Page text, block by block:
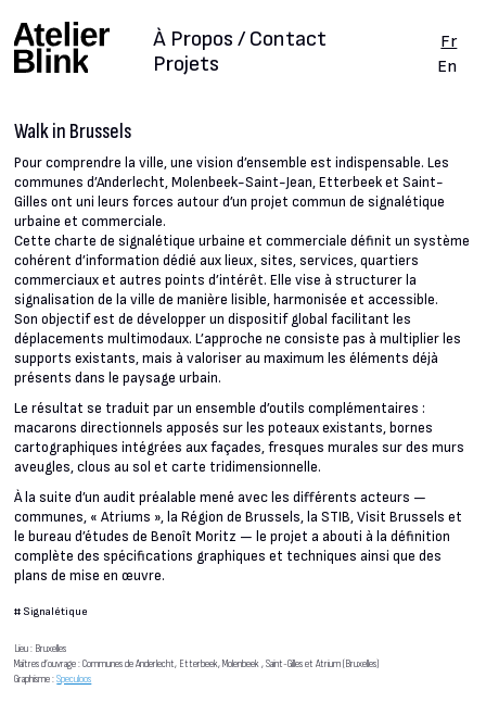
Projets
À Propos / Contact
Fr
En
Walk in Brussels
Pour comprendre la ville, une vision d’ensemble est indispensable. Les
communes d’Anderlecht, Molenbeek-Saint-Jean, Etterbeek et Saint-
Gilles ont uni leurs forces autour d’un projet commun de signalétique
urbaine et commerciale.
Cette charte de signalétique urbaine et commerciale définit un système
cohérent d’information dédié aux lieux, sites, services, quartiers
commerciaux et autres points d’intérêt. Elle vise à structurer la
signalisation de la ville de manière lisible, harmonisée et accessible.
Son objectif est de développer un dispositif global facilitant les
déplacements multimodaux. L’approche ne consiste pas à multiplier les
supports existants, mais à valoriser au maximum les éléments déjà
présents dans le paysage urbain.
Le résultat se traduit par un ensemble d’outils complémentaires :
macarons directionnels apposés sur les poteaux existants, bornes
cartographiques intégrées aux façades, fresques murales sur des murs
aveugles, clous au sol et carte tridimensionnelle.
À la suite d’un audit préalable mené avec les différents acteurs —
communes, « Atriums », la Région de Brussels, la STIB, Visit Brussels et
le bureau d’études de Benoît Moritz — le projet a abouti à la définition
complète des spécifications graphiques et techniques ainsi que des
plans de mise en œuvre.
# Signalétique
Lieu : Bruxelles
Maîtres d’ouvrage : Communes de Anderlecht, Etterbeek, Molenbeek , Saint-Gilles et Atrium (Bruxelles)
Graphisme :Speculoos